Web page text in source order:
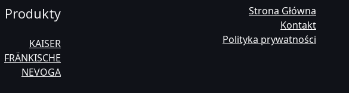
Produkty
KAISER
FRÄNKISCHE
NEVOGA
Strona Główna
Kontakt
Polityka prywatności